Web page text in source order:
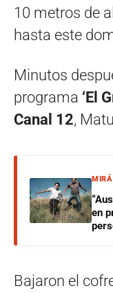
10 metros de
hasta este
Minutos
programa ‘El
Canal 12,
en
Bajaron el